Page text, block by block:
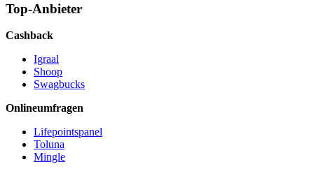
Top-Anbieter
Cashback
Igraal
Shoop
Swagbucks
Onlineumfragen
Lifepointspanel
Toluna
Mingle